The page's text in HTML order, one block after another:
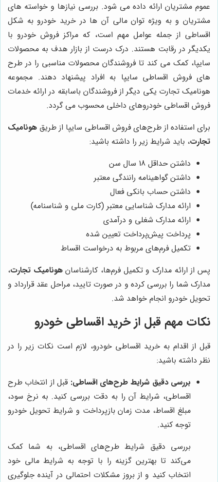
عموم مشتریان ارائه داده می شود. بررسی نیازها و خواسته های
مشتریان و به ویژه توان مالی آن ها در خرید خودرو به شکل
اقساطی از جمله عوامل مهم است، که مراکز فروش خودرو با
یکدیگر در رقابت هستند. درک درست از بازار هدف به محصولات
سایپا، کمک می کند تا فروشندگان محصولات مناسبی را در طرح
های فروش اقساطی سایپا به افراد پیشنهاد دهند. مجموعه
هونامیک تجارت یکی دیگر از فروشندگان باسابقه در ارائه خدمات
فروش اقساطی خودروهای داخلی محسوب می گردد.
برای استفاده از طرح‌های فروش اقساطی سایپا از طریق هونامیک
تجارت، باید شرایط زیر را داشته باشید:
داشتن حداقل 18 سال سن
داشتن گواهینامه رانندگی معتبر
داشتن حساب بانکی فعال
ارائه مدارک شناسایی معتبر (کارت ملی و شناسنامه)
ارائه مدارک شغلی و درآمدی
پرداخت پیش‌پرداخت تعیین شده
تکمیل فرم‌های مربوط به درخواست اقساط
پس از ارائه مدارک و تکمیل فرم‌ها، کارشناسانهونامیک تجارت،
مدارک شما را بررسی کرده و در صورت تایید، مراحل عقد قرارداد و
تحویل خودرو انجام خواهد شد.
نکات مهم قبل از خرید اقساطی خودرو
قبل از اقدام به خرید اقساطی خودرو، لازم است نکات زیر را در
نظر داشته باشید:
بررسی دقیق شرایط طرح‌های اقساطی: قبل از انتخاب طرح
اقساطی، شرایط آن را به دقت بررسی کنید. به نرخ سود،
مبلغ اقساط، مدت زمان بازپرداخت و شرایط تحویل خودرو
توجه کنید.
بررسی دقیق شرایط طرح‌های اقساطی، به شما کمک
می‌کند تا بهترین گزینه را با توجه به شرایط مالی خود
انتخاب کنید و از بروز مشکلات احتمالی در آینده جلوگیری